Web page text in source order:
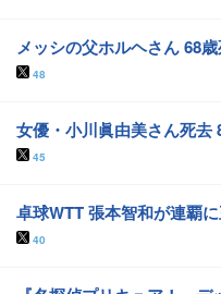
メッシの父ホルヘさん 68
48
女優・小川眞由美さん死去
45
卓球WTT 張本智和が連覇
40